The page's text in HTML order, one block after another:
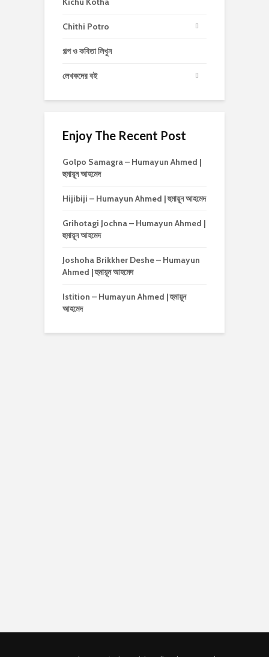
Chithi Potro
গল্প ও কবিতা লিখুন
লেখকদের বই
Enjoy The Recent Post
Golpo Samagra – Humayun Ahmed |
হুমায়ূন আহমেদ
Hijibiji – Humayun Ahmed | হুমায়ূন আহমেদ
Grihotagi Jochna – Humayun Ahmed |
হুমায়ূন আহমেদ
Joshoha Brikkher Deshe – Humayun
Ahmed | হুমায়ূন আহমেদ
Istition – Humayun Ahmed | হুমায়ূন
আহমেদ